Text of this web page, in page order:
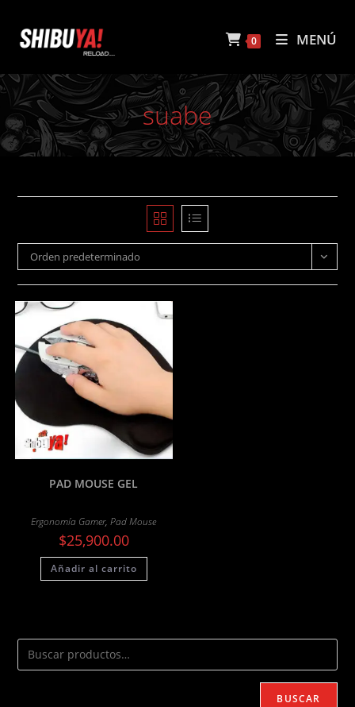
contenido
0 MENÚ
suabe
Orden predeterminado
PAD MOUSE GEL
Ergonomía Gamer,Pad Mouse
$25,900.00
Añadir al carrito
BUSCAR